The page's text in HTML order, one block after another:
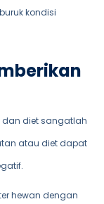
kondisi
dan diet sangatlah
atau diet dapat
hewan dengan